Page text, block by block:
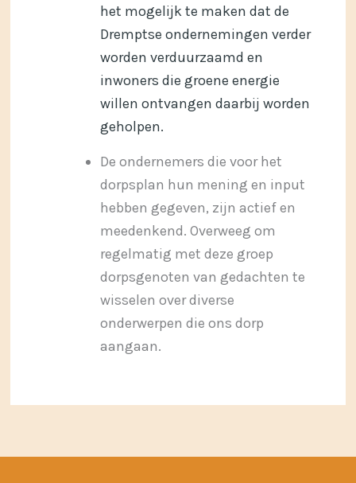
het mogelijk te maken dat de
Dremptse ondernemingen verder
worden verduurzaamd en
inwoners die groene energie
willen ontvangen daarbij worden
geholpen.
De ondernemers die voor het
dorpsplan hun mening en input
hebben gegeven, zijn actief en
meedenkend. Overweeg om
regelmatig met deze groep
dorpsgenoten van gedachten te
wisselen over diverse
onderwerpen die ons dorp
aangaan.